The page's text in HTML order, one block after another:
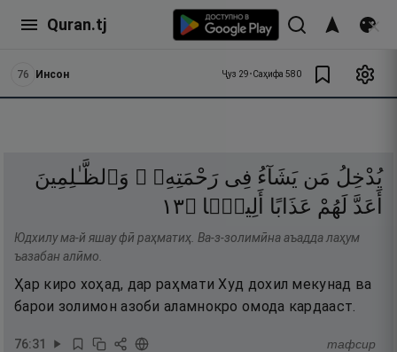
Quran.tj
76 Инсон Ҷуз 29•Саҳифа 580
يُدْخِلُ مَن يَشَآءُ فِى رَحْمَتِهِۦ ۚ وَٱلظَّـٰلِمِينَ
أَعَدَّ لَهُمْ عَذَابًا أَلِيمًۢا ۝٣١
Юдхилу ма-й яшау фӣ раҳматиҳ. Ва-з-золимӣна аъадда лаҳум
ъазабан алӣмо.
Ҳар киро хоҳад, дар раҳмати Худ дохил мекунад ва
барои золимон азоби аламнокро омода кардааст.
76:31 тафсир